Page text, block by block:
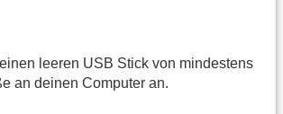
leeren USB Stick von mindestens
an deinen Computer an.